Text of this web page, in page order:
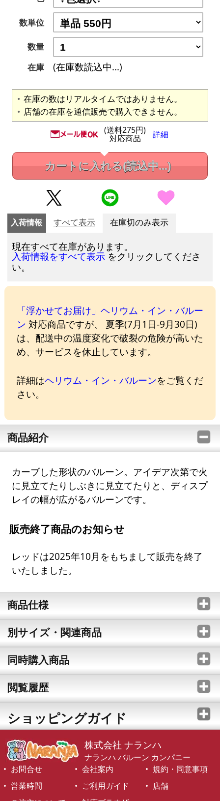
数単位
数量
在庫
(在庫数読込中...)
在庫の数はリアルタイムではありません。
店舗の在庫を通信販売で購入できません。
(送料275円)
対応商品 詳細
カートに入れる(読込中...)
入荷情報 すべて表示 在庫切のみ表示
現在すべて在庫があります。
入荷情報をすべて表示 をクリックしてくださ
い。
「浮かせてお届け」ヘリウム・イン・バルー
ン 対応商品ですが、 夏季(7月1日-9月30日)
は、配送中の温度変化で破裂の危険が高いた
め、サービスを休止しています。
詳細はヘリウム・イン・バルーンをご覧くだ
さい。
商品紹介
カーブした形状のバルーン。アイデア次第で火
に見立てたりしぶきに見立てたりと、ディスプ
レイの幅が広がるバルーンです。
販売終了商品のお知らせ
レッドは2025年10月をもちまして販売を終了
いたしました。
商品仕様
別サイズ・関連商品
同時購入商品
閲覧履歴
ショッピングガイド
株式会社 ナランハ
ナランハ バルーン カンパニー
お問合せ
会社案内
規約・同意事項
営業時間
ご利用ガイド
店舗